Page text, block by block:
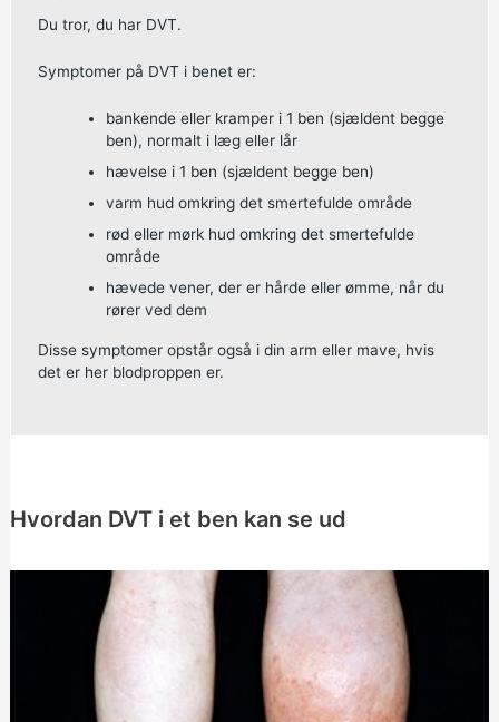
Du tror, du har DVT.
Symptomer på DVT i benet er:
bankende eller kramper i 1 ben (sjældent begge
ben), normalt i læg eller lår
hævelse i 1 ben (sjældent begge ben)
varm hud omkring det smertefulde område
rød eller mørk hud omkring det smertefulde
område
hævede vener, der er hårde eller ømme, når du
rører ved dem
Disse symptomer opstår også i din arm eller mave, hvis
det er her blodproppen er.
Hvordan DVT i et ben kan se ud